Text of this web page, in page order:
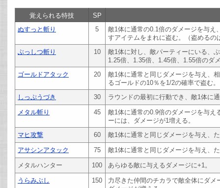
覚えられる特技
SP
ぬすっと斬り
5
敵1体に通常の0.1倍のダメージを与え
すアイテムをまれに盗む。（盗めるの
ぶっしつ斬り
10
敵1体に対し、敵パーティーにいる、
1.25倍、1.35倍、1.45倍、1.55倍のダ
ゴールドアタック
20
敵1体に通常と同じダメージを与え、
るゴールドの10％を1/2の確率で盗む
しっぷうづき
30 ラウンドの最初に行動でき、敵1体に
メタル斬り 45
敵1体に通常の0.9倍のダメージを与え
ーには、ダメージが1増える。
マヒ攻撃
60 敵1体に通常と同じダメージを与え、
アサシンアタック 75 敵1体に通常と同じダメージを与え、
メタルハンター 100 あらゆる敵に与えるダメージに+1。
うらみぶし 150
力尽きた仲間のチカラで敵全体にダ